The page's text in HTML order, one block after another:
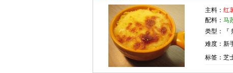
主料： 红
配料： 马
类型：『
难度：新
标签：芝